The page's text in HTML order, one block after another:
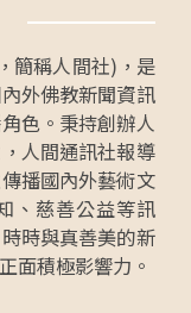
簡稱人間社)，是
外佛教新聞資訊
色。秉持創辦人
人間通訊社報導
播國內外藝術文
、慈善公益等訊
時與真善美的新
面積極影響力。